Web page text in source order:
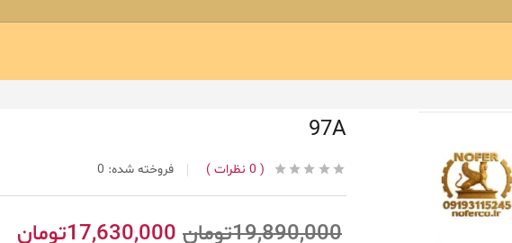
97A
0 نظرات فروخته شده: 0
19,890,000تومان 17,630,000تومان